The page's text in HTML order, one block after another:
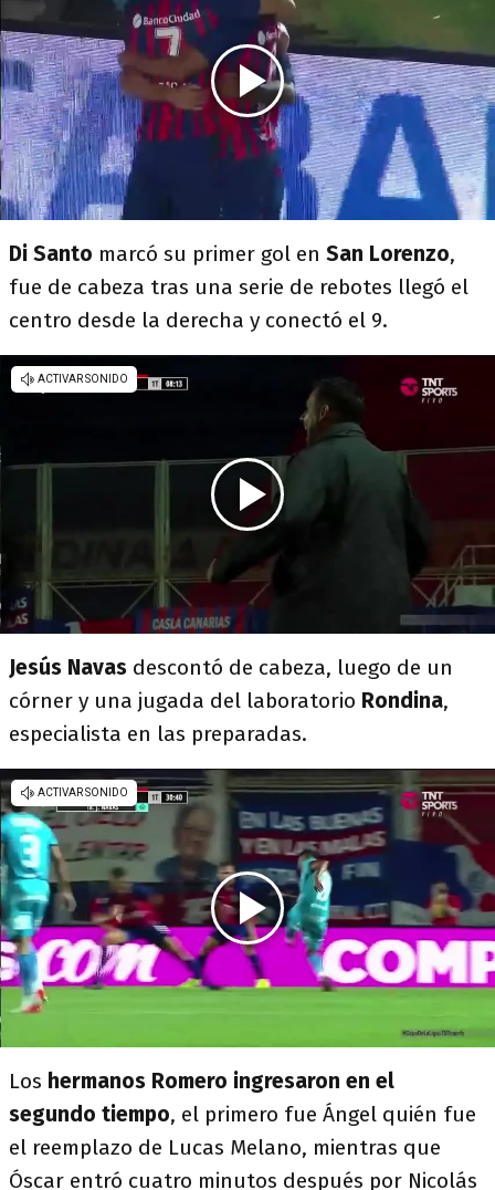
Di Santo marcó su primer gol en San Lorenzo,
fue de cabeza tras una serie de rebotes llegó el
centro desde la derecha y conectó el 9.
Jesús Navas descontó de cabeza, luego de un
córner y una jugada del laboratorio Rondina,
especialista en las preparadas.
Los hermanos Romero ingresaron en el
segundo tiempo, el primero fue Ángel quién fue
el reemplazo de Lucas Melano, mientras que
Óscar entró cuatro minutos después por Nicolás